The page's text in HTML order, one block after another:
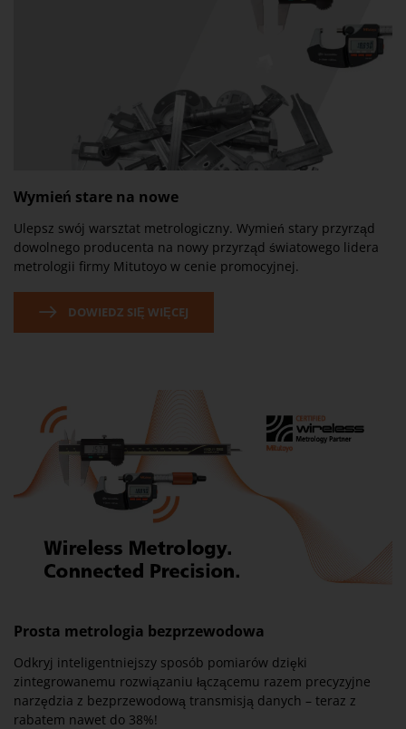
Wymień stare na nowe
Ulepsz swój warsztat metrologiczny. Wymień stary przyrząd
dowolnego producenta na nowy przyrząd światowego lidera
metrologii firmy Mitutoyo w cenie promocyjnej.
DOWIEDZ SIĘ WIĘCEJ
Prosta metrologia bezprzewodowa
Odkryj inteligentniejszy sposób pomiarów dzięki
zintegrowanemu rozwiązaniu łączącemu razem precyzyjne
narzędzia z bezprzewodową transmisją danych – teraz z
rabatem nawet do 38%!